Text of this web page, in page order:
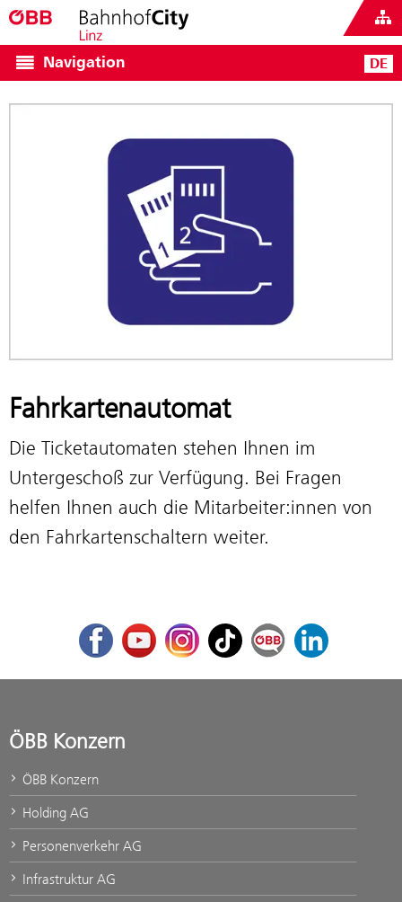
Navigation DE
Fahrkartenautomat
Die Ticketautomaten stehen Ihnen im
Untergeschoß zur Verfügung. Bei Fragen
helfen Ihnen auch die Mitarbeiter:innen von
den Fahrkartenschaltern weiter.
FacebookYoutubeInstagram
TikTok ÖBB Corporate Blog
LinkedIn
ÖBB Konzern
ÖBB Konzern
Holding AG
Personenverkehr AG
Infrastruktur AG